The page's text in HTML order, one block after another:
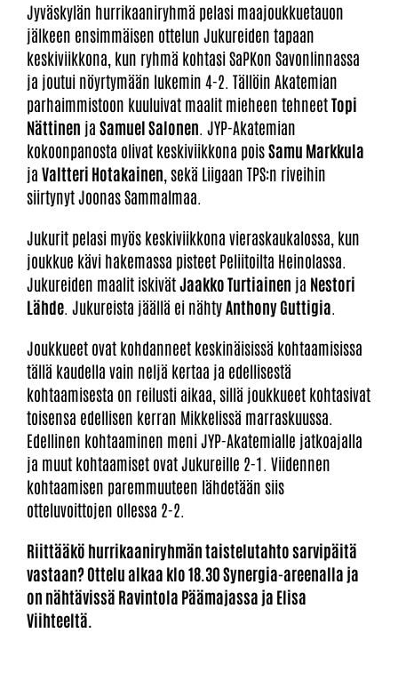
Jyväskylän hurrikaaniryhmä pelasi maajoukkuetauon
jälkeen ensimmäisen ottelun Jukureiden tapaan
keskiviikkona, kun ryhmä kohtasi SaPKon Savonlinnassa
ja joutui nöyrtymään lukemin 4-2. Tällöin Akatemian
parhaimmistoon kuuluivat maalit mieheen tehneetTopi
Nättinen ja Samuel Salonen . JYP-Akatemian
kokoonpanosta olivat keskiviikkona poisSamu Markkula
ja Valtteri Hotakainen , sekä Liigaan TPS:n riveihin
siirtynyt Joonas Sammalmaa.
Jukurit pelasi myös keskiviikkona vieraskaukalossa, kun
joukkue kävi hakemassa pisteet Peliitoilta Heinolassa.
Jukureiden maalit iskivätJaakko Turtiainen ja Nestori
Lähde . Jukureista jäällä ei nähtyAnthony Guttigia
Joukkueet ovat kohdanneet keskinäisissä kohtaamisissa
tällä kaudella vain neljä kertaa ja edellisestä
kohtaamisesta on reilusti aikaa, sillä joukkueet kohtasivat
toisensa edellisen kerran Mikkelissä marraskuussa.
Edellinen kohtaaminen meni JYP-Akatemialle jatkoajalla
ja muut kohtaamiset ovat Jukureille 2-1. Viidennen
kohtaamisen paremmuuteen lähdetään siis
otteluvoittojen ollessa 2-2.
Riittääkö hurrikaaniryhmän taistelutahto sarvipäitä
vastaan? Ottelu alkaa klo 18.30 Synergia-areenalla ja
on nähtävissä Ravintola Päämajassa ja Elisa
Viihteeltä.